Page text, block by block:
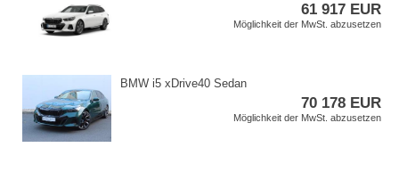
61 917 EUR
Möglichkeit der MwSt. abzusetzen
BMW i5 xDrive40 Sedan
70 178 EUR
Möglichkeit der MwSt. abzusetzen